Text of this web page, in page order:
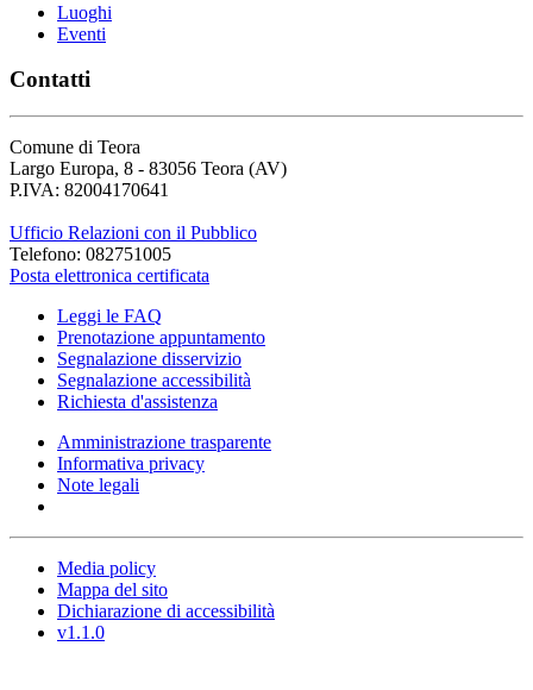
Luoghi
Eventi
Contatti
Comune di Teora
Largo Europa, 8 - 83056 Teora (AV)
P.IVA: 82004170641
Ufficio Relazioni con il Pubblico
Telefono: 082751005
Posta elettronica certificata
Leggi le FAQ
Prenotazione appuntamento
Segnalazione disservizio
Segnalazione accessibilità
Richiesta d'assistenza
Amministrazione trasparente
Informativa privacy
Note legali
Media policy
Mappa del sito
Dichiarazione di accessibilità
v1.1.0